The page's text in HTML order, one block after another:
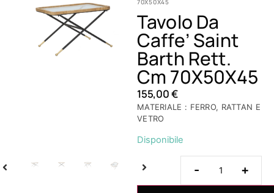
70X50X45
Tavolo Da
Caffe’ Saint
Barth Rett.
Cm 70X50X45
155,00€
MATERIALE : FERRO, RATTAN E
VETRO
Disponibile
- +